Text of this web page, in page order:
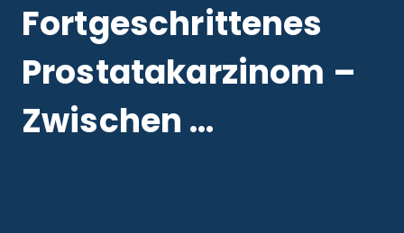
Fortgeschrittenes
Prostatakarzinom –
Zwischen